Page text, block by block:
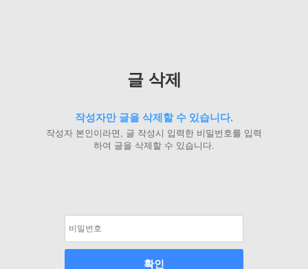
글 삭제
작성자만 글을 삭제할 수 있습니다.
작성자 본인이라면, 글 작성시 입력한 비밀번호를 입력
하여 글을 삭제할 수 있습니다.